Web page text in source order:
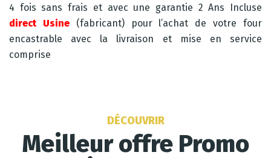
4 fois sans frais et avec une garantie 2 Ans Incluse
direct Usine(fabricant) pour l’achat de votre four
encastrable avec la livraison et mise en service
comprise
DÉCOUVRIR
Meilleur offre Promo